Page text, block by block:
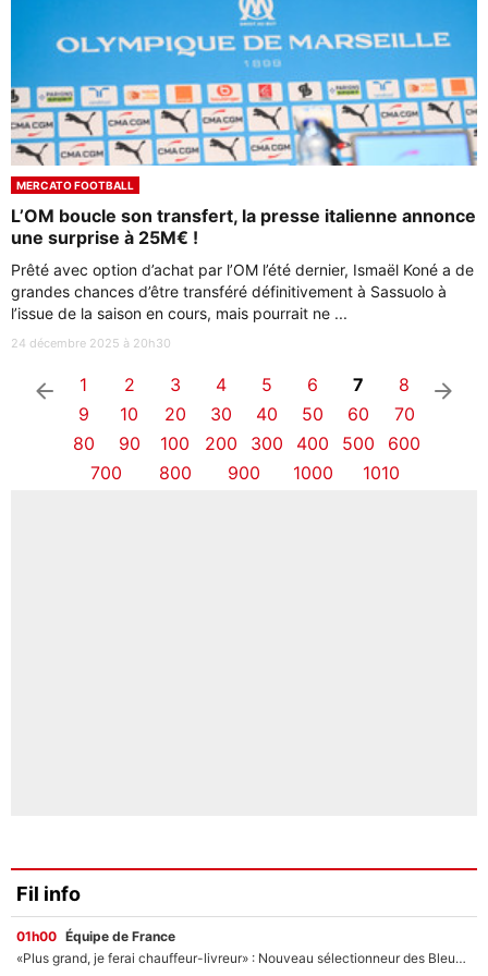
MERCATO FOOTBALL
L’OM boucle son transfert, la presse italienne annonce
une surprise à 25M€ !
Prêté avec option d’achat par l’OM l’été dernier, Ismaël Koné a de
grandes chances d’être transféré définitivement à Sassuolo à
l’issue de la saison en cours, mais pourrait ne ...
24 décembre 2025 à 20h30
arrow_left 1 2 3 4 5 6 7
8
9
10 20 30 40 50 60
70
80
90 100 200 300 400 500
600
700
800 900 1000 1010
arrow_right
Fil info
01h00 Équipe de France
«Plus grand, je ferai chauffeur-livreur» : Nouveau sélectionneur des Bleus, Zinédine Zidane s’était imaginé un avenir très différent lorsqu'il était enfant